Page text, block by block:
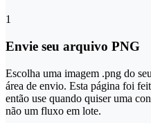
1
Envie seu arquivo PNG
Escolha uma imagem .png do
área de envio. Esta página foi
então use quando quiser uma
não um fluxo em lote.